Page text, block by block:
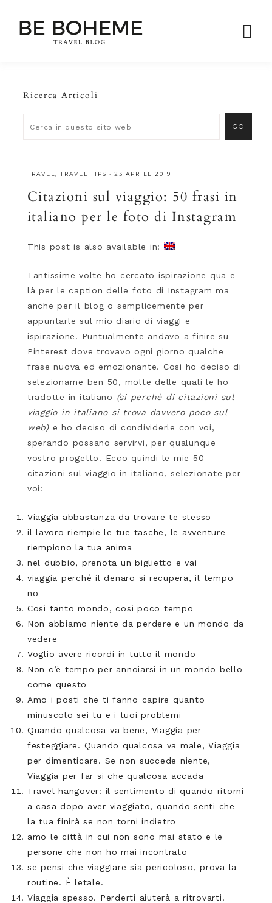
Ricerca Articoli
TRAVEL TRAVEL TIPS · 23 APRILE 2019
Citazioni sul viaggio: 50 frasi in
italiano per le foto di Instagram
This post is also available in:
Tantissime volte ho cercato ispirazione qua e
là per le caption delle foto di Instagram ma
anche per il blog o semplicemente per
appuntarle sul mio diario di viaggi e
ispirazione. Puntualmente andavo a finire su
Pinterest dove trovavo ogni giorno qualche
frase nuova ed emozionante. Cosi ho deciso di
selezionarne ben 50, molte delle quali le ho
tradotte in italiano (si perchè di citazioni sul
viaggio in italiano si trova davvero poco sul
web) e ho deciso di condividerle con voi,
sperando possano servirvi, per qualunque
vostro progetto. Ecco quindi le mie 50
citazioni sul viaggio in italiano, selezionate per
voi:
Viaggia abbastanza da trovare te stesso
il lavoro riempie le tue tasche, le avventure
riempiono la tua anima
nel dubbio, prenota un biglietto e vai
viaggia perché il denaro si recupera, il tempo
no
Così tanto mondo, così poco tempo
Non abbiamo niente da perdere e un mondo da
vedere
Voglio avere ricordi in tutto il mondo
Non c’è tempo per annoiarsi in un mondo bello
come questo
Amo i posti che ti fanno capire quanto
minuscolo sei tu e i tuoi problemi
Quando qualcosa va bene, Viaggia per
festeggiare. Quando qualcosa va male, Viaggia
per dimenticare. Se non succede niente,
Viaggia per far si che qualcosa accada
Travel hangover: il sentimento di quando ritorni
a casa dopo aver viaggiato, quando senti che
la tua finirà se non torni indietro
amo le città in cui non sono mai stato e le
persone che non ho mai incontrato
se pensi che viaggiare sia pericoloso, prova la
routine. È letale.
Viaggia spesso. Perderti aiuterà a ritrovarti.